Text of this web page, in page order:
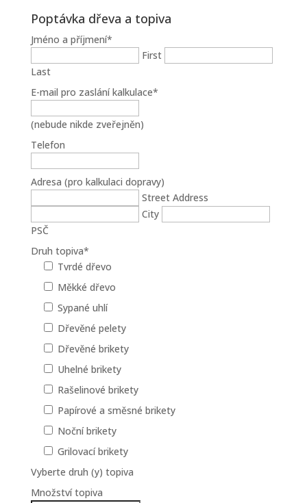
Poptávka dřeva a topiva
Jméno a příjmení*
First
Last
E-mail pro zaslání kalkulace*
(nebude nikde zveřejněn)
Telefon
Adresa (pro kalkulaci dopravy)
Street Address
City
PSČ
Druh topiva*
Tvrdé dřevo
Měkké dřevo
Sypané uhlí
Dřevěné pelety
Dřevěné brikety
Uhelné brikety
Rašelinové brikety
Papírové a směsné brikety
Noční brikety
Grilovací brikety
Vyberte druh (y) topiva
Množství topiva